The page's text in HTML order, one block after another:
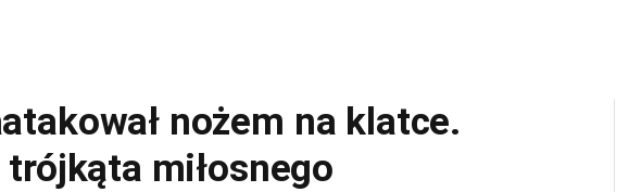
nożem na klatce.
miłosnego